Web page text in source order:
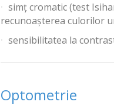
simţ cromatic (test
recunoaşterea culorilor
sensibilitatea la
Optometrie